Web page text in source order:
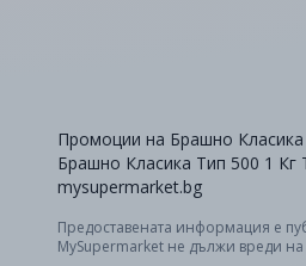
Промоции на Брашно
Брашно Класика Тип 500 1
mysupermarket.bg
Предоставената информация е
MySupermarket не дължи вреди